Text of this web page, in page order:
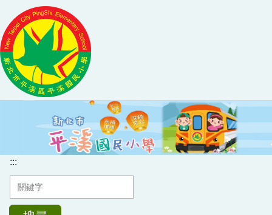
到
主
要
內
容
:::